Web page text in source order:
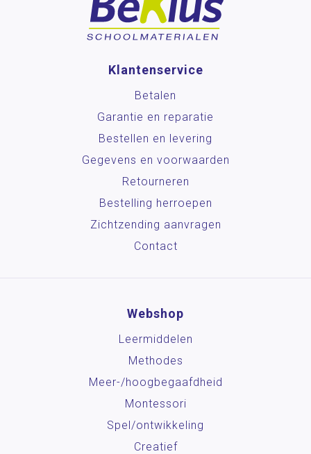
Klantenservice
Betalen
Garantie en reparatie
Bestellen en levering
Gegevens en voorwaarden
Retourneren
Bestelling herroepen
Zichtzending aanvragen
Contact
Webshop
Leermiddelen
Methodes
Meer-/hoog­begaafdheid
Montessori
Spel/ontwikkeling
Creatief